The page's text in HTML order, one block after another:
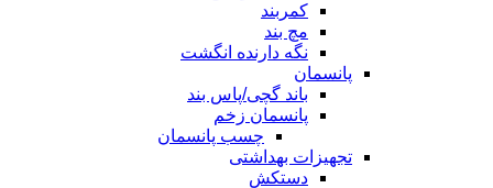
کمربند
مچ بند
نگه دارنده انگشت
پانسمان
باند گچی/پاس بند
پانسمان زخم
چسب پانسمان
تجهیزات بهداشتی
دستکش